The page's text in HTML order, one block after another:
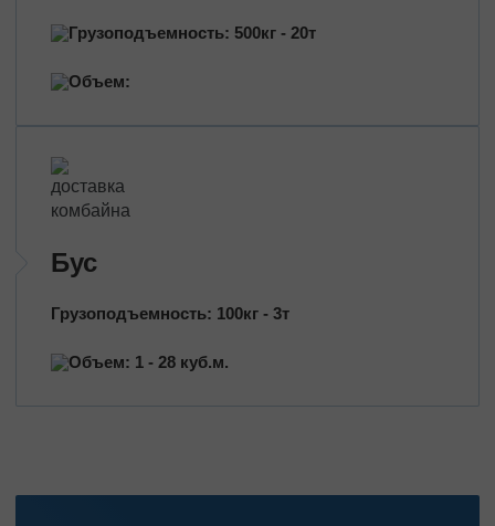
Грузоподъемность: 500кг - 20т
Объем:
Бус
Грузоподъемность: 100кг - 3т
Объем: 1 - 28 куб.м.